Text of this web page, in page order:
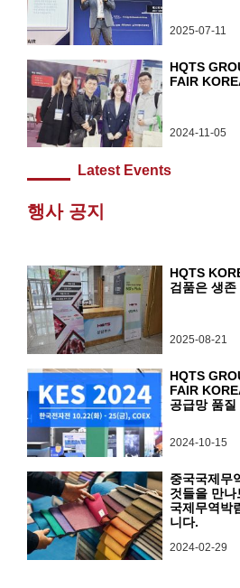
2025-07-11
HQTS
FAIR
2024-11-05
Latest Events
행사 공지
HQTS
검품은 생
2025-08-21
HQTS
FAIR
공급망 품질
2024-10-15
중국국제무
것들을 만나
국제무역박
니다.
2024-02-29